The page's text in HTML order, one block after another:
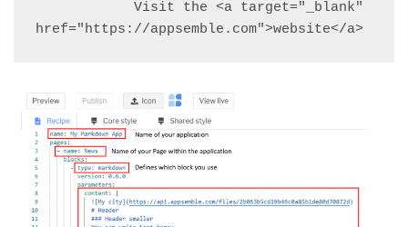
href="https://appsemble.com">website</a>